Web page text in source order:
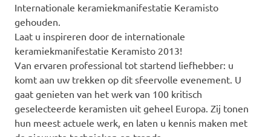
Internationale keramiekmanifestatie Keramisto
gehouden.
Laat u inspireren door de internationale
keramiekmanifestatie Keramisto 2013!
Van ervaren professional tot startend liefhebber: u
komt aan uw trekken op dit sfeervolle evenement. U
gaat genieten van het werk van 100 kritisch
geselecteerde keramisten uit geheel Europa. Zij tonen
hun meest actuele werk, en laten u kennis maken met